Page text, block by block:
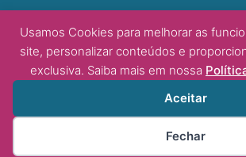
Usamos Cookies para melhorar as
site, personalizar conteúdos e
exclusiva. Saiba mais em nossa
Aceitar
Fechar
DW/tz